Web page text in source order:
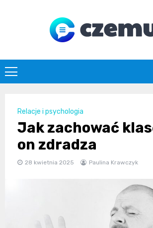
Relacje i psychologia
Jak zachować
on zdradza
28 kwietnia 2025 Paulina Krawczyk